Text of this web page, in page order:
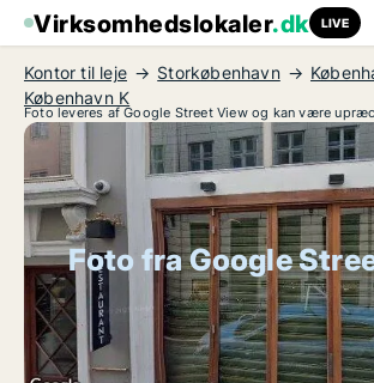
Virksomhedslokaler.dk LIVE
Kontor til leje Storkøbenhavn
København K
Foto leveres af Google Street View og kan være
Foto fra Google